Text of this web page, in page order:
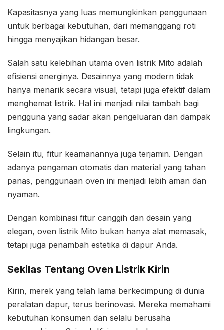
Kapasitasnya yang luas memungkinkan penggunaan
untuk berbagai kebutuhan, dari memanggang roti
hingga menyajikan hidangan besar.
Salah satu kelebihan utama oven listrik Mito adalah
efisiensi energinya. Desainnya yang modern tidak
hanya menarik secara visual, tetapi juga efektif dalam
menghemat listrik. Hal ini menjadi nilai tambah bagi
pengguna yang sadar akan pengeluaran dan dampak
lingkungan.
Selain itu, fitur keamanannya juga terjamin. Dengan
adanya pengaman otomatis dan material yang tahan
panas, penggunaan oven ini menjadi lebih aman dan
nyaman.
Dengan kombinasi fitur canggih dan desain yang
elegan, oven listrik Mito bukan hanya alat memasak,
tetapi juga penambah estetika di dapur Anda.
Sekilas Tentang Oven Listrik Kirin
Kirin, merek yang telah lama berkecimpung di dunia
peralatan dapur, terus berinovasi. Mereka memahami
kebutuhan konsumen dan selalu berusaha